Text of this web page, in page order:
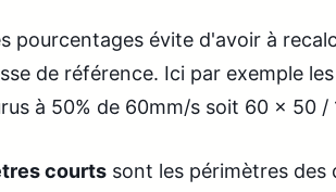
pourcentages évite d'avoir à
de référence. Ici par exemple
à 50% de 60mm/s soit 60 x 50 /
courts sont les périmètres des